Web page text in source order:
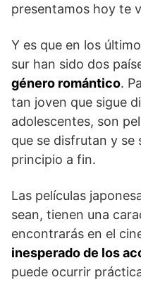
presentamos hoy te
Y es que en los
sur han sido dos
género romántico.
tan joven que sigue
adolescentes, son
que se disfrutan y se
principio a fin.
Las películas
sean, tienen una
encontrarás en el
inesperado de los
puede ocurrir